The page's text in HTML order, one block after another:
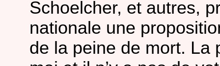
Schoelcher, et autres,
nationale une
de la peine de mort. La